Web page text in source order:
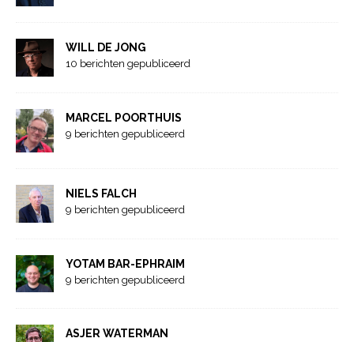
WILL DE JONG
10 berichten gepubliceerd
MARCEL POORTHUIS
9 berichten gepubliceerd
NIELS FALCH
9 berichten gepubliceerd
YOTAM BAR-EPHRAIM
9 berichten gepubliceerd
ASJER WATERMAN